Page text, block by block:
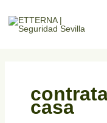
contenido
casa